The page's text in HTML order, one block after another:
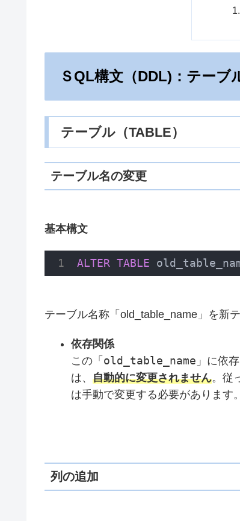
ＳQL構文（DDL)：テーブ
テーブル（TABLE）
テーブル名の変更
基本構文
ALTER TABLE
テーブル名称「old_table_name」を新
依存関係
この「 old_table_name」 に依
は、 自動的に変更されません。従
は手動で変更する必要があります。
列の追加